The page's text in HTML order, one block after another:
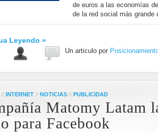
de euros a las economías
de la red social más
Leyendo »
Un articulo por
// INTERNET // NOTICIAS // PUBLICIDAD
Matomy Latam
para Facebook